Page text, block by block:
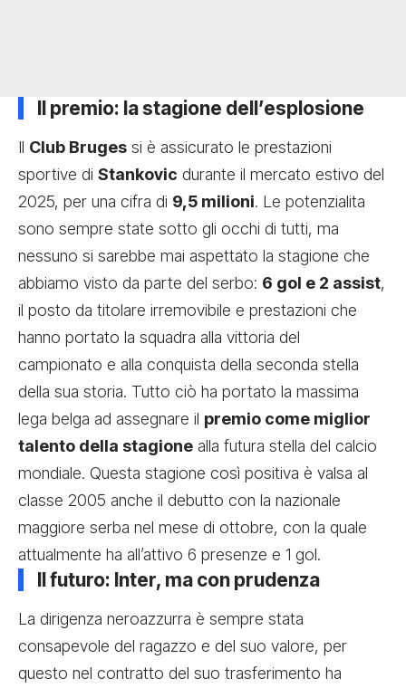
Il premio: la stagione dell’esplosione
Il Club Bruges si è assicurato le prestazioni
sportive di Stankovic durante il mercato estivo del
2025, per una cifra di 9,5 milioni. Le potenzialita
sono sempre state sotto gli occhi di tutti, ma
nessuno si sarebbe mai aspettato la stagione che
abbiamo visto da parte del serbo: 6 gol e 2 assist,
il posto da titolare irremovibile e prestazioni che
hanno portato la squadra alla vittoria del
campionato e alla conquista della seconda stella
della sua storia. Tutto ciò ha portato la massima
lega belga ad assegnare il premio come miglior
talento della stagione alla futura stella del calcio
mondiale. Questa stagione così positiva è valsa al
classe 2005 anche il debutto con la nazionale
maggiore serba nel mese di ottobre, con la quale
attualmente ha all’attivo 6 presenze e 1 gol.
Il futuro: Inter, ma con prudenza
La dirigenza neroazzurra è sempre stata
consapevole del ragazzo e del suo valore, per
questo nel contratto del suo trasferimento ha